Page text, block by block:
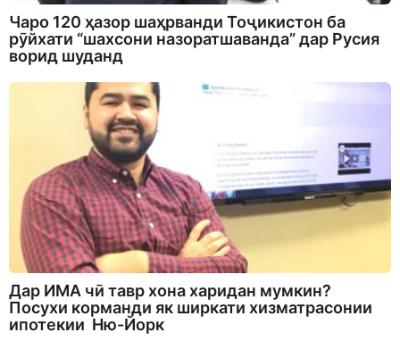
Чаро 120 ҳазор шаҳрванди Тоҷикистон ба
рӯйхати “шахсони назоратшаванда” дар Русия
ворид шуданд
Дар ИМА чӣ тавр хона харидан мумкин?
Посухи корманди як ширкати хизматрасонии
ипотекии Ню-Йорк